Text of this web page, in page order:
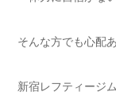
そんな方でも心配
新宿レフティージ